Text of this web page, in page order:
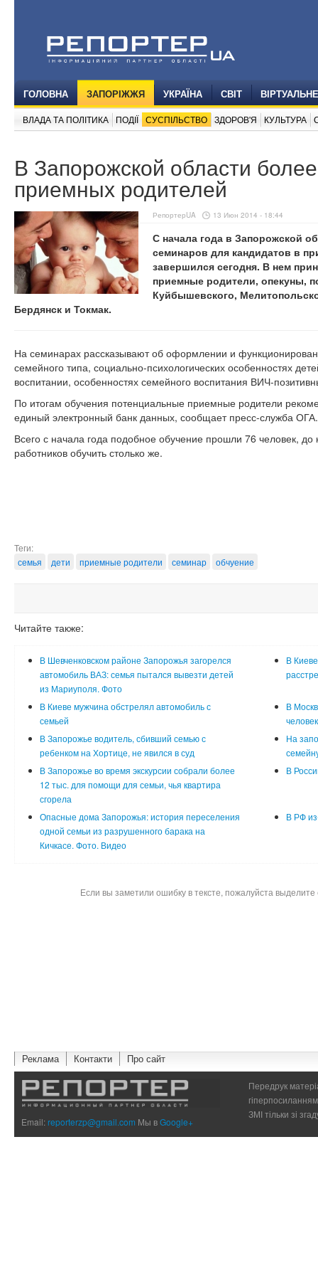
ГОЛОВНА ЗАПОРІЖЖЯ УКРАЇНА СВІТ
ВЛАДА ТА ПОЛІТИКА ПОДІЇ СУСПІЛЬСТВО ЗДОРОВ'Я КУЛЬТУРА
В Запорожской области
приемных родителей
РепортерUA 13 Июн 2014 - 18:44
С начала года в Запорожской
семинаров для кандидатов в
завершился сегодня. В нем
приемные родители, опекуны,
Куйбышевского,
Бердянск и Токмак.
На семинарах рассказывают об оформлении и
семейного типа, социально-психологических особенностях
воспитании, особенностях семейного воспитания ВИЧ-
По итогам обучения потенциальные приемные родители
единый электронный банк данных, сообщает пресс-служба ОГА.
Всего с начала года подобное обучение прошли 76 человек,
работников обучить столько же.
Теги:
семья
дети приемные родители семинар обчуение
Читайте также:
В Шевченковском районе Запорожья загорелся
автомобиль ВАЗ: семья пытался вывезти детей
из Мариуполя. Фото
В
В Киеве мужчина обстрелял автомобиль с
семьей
В
В Запорожье водитель, сбивший семью с
ребенком на Хортице, не явился в суд
На
В Запорожье во время экскурсии собрали более
12 тыс. для помощи для семьи, чья квартира
сгорела
В
Опасные дома Запорожья: история переселения
одной семьи из разрушенного барака на
Кичкасе. Фото. Видео
В РФ
Если вы заметили ошибку в тексте, пожалуйста
Реклама Контакти Про сайт
Email:reporterzp@gmail.com Мы вGoogle+
Передрук
ЗМІ тільки зі